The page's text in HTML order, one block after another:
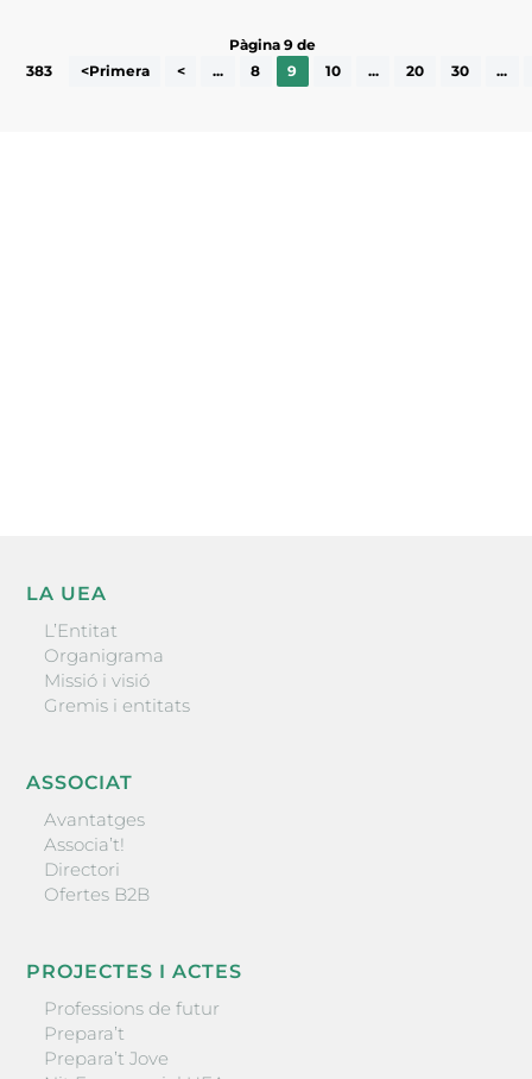
Pàgina 9 de
383
<Primera < ... 8 9 10 ... 20 30 ...
LA UEA
L’Entitat
Organigrama
Missió i visió
Gremis i entitats
ASSOCIAT
Avantatges
Associa’t!
Directori
Ofertes B2B
PROJECTES I ACTES
Professions de futur
Prepara’t
Prepara’t Jove